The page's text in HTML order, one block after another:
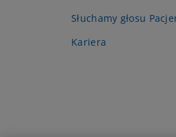
Słuchamy głosu
Kariera